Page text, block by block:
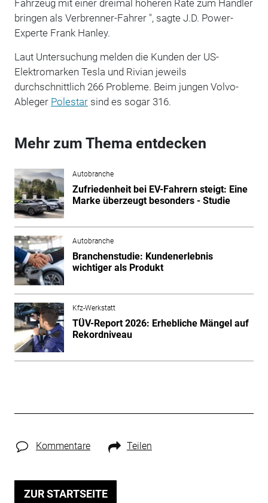
Fahrzeug mit einer dreimal höheren Rate zum Händler
bringen als Verbrenner-Fahrer ", sagte J.D. Power-
Experte Frank Hanley.
Laut Untersuchung melden die Kunden der US-
Elektromarken Tesla und Rivian jeweils
durchschnittlich 266 Probleme. Beim jungen Volvo-
Ableger Polestarsind es sogar 316.
Mehr zum Thema entdecken
Autobranche
Zufriedenheit bei EV-Fahrern steigt: Eine
Marke überzeugt besonders - Studie
Autobranche
Branchenstudie: Kundenerlebnis
wichtiger als Produkt
Kfz-Werkstatt
TÜV-Report 2026: Erhebliche Mängel auf
Rekordniveau
Kommentare Teilen
ZUR STARTSEITE